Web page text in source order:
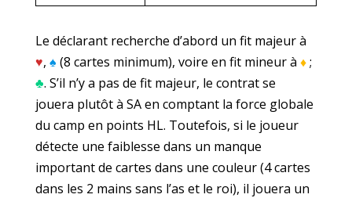
Le déclarant recherche d’abord un fit majeur à
♥, ♠ (8 cartes minimum), voire en fit mineur à ♦;
♣. S’il n’y a pas de fit majeur, le contrat se
jouera plutôt à SA en comptant la force globale
du camp en points HL. Toutefois, si le joueur
détecte une faiblesse dans un manque
important de cartes dans une couleur (4 cartes
dans les 2 mains sans l’as et le roi), il jouera un